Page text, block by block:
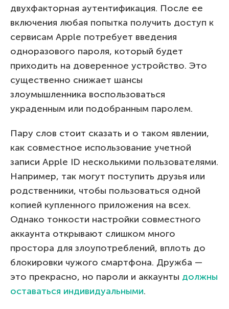
двухфакторная аутентификация. После ее
включения любая попытка получить доступ к
сервисам Apple потребует введения
одноразового пароля, который будет
приходить на доверенное устройство. Это
существенно снижает шансы
злоумышленника воспользоваться
украденным или подобранным паролем.
Пару слов стоит сказать и о таком явлении,
как совместное использование учетной
записи Apple ID несколькими пользователями.
Например, так могут поступить друзья или
родственники, чтобы пользоваться одной
копией купленного приложения на всех.
Однако тонкости настройки совместного
аккаунта открывают слишком много
простора для злоупотреблений, вплоть до
блокировки чужого смартфона. Дружба —
это прекрасно, но пароли и аккаунты должны
оставаться индивидуальными.